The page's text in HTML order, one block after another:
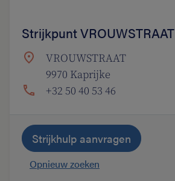
Strijkpunt VROUWSTRAAT
VROUWSTRAAT
9970 Kaprijke
+32 50 40 53 46
Strijkhulp aanvragen
Opnieuw zoeken